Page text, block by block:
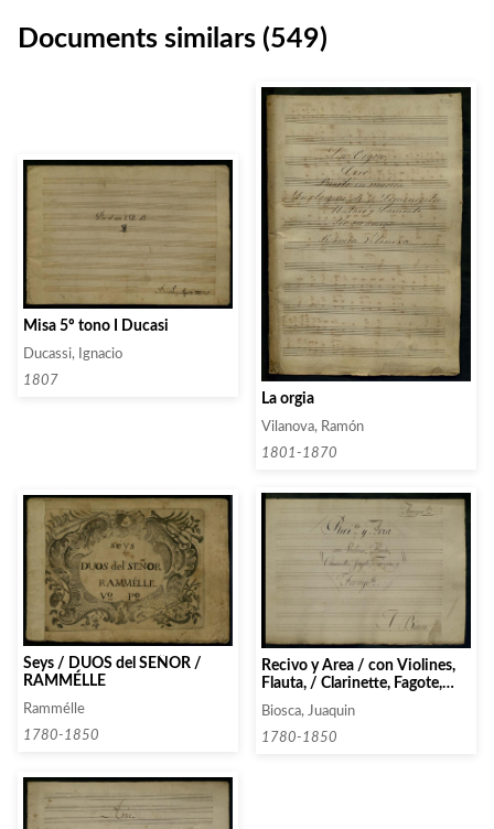
Documents similars (549)
Misa 5º tono I Ducasi
Ducassi, Ignacio
1807
La orgia
Vilanova, Ramón
1801-1870
Seys / DUOS del SEÑOR /
RAMMÉLLE
Rammélle
1780-1850
Recivo y Area / con Violines,
Flauta, / Clarinette, Fagote,
Trompas, ý / Acomptto.
Biosca, Juaquin
1780-1850